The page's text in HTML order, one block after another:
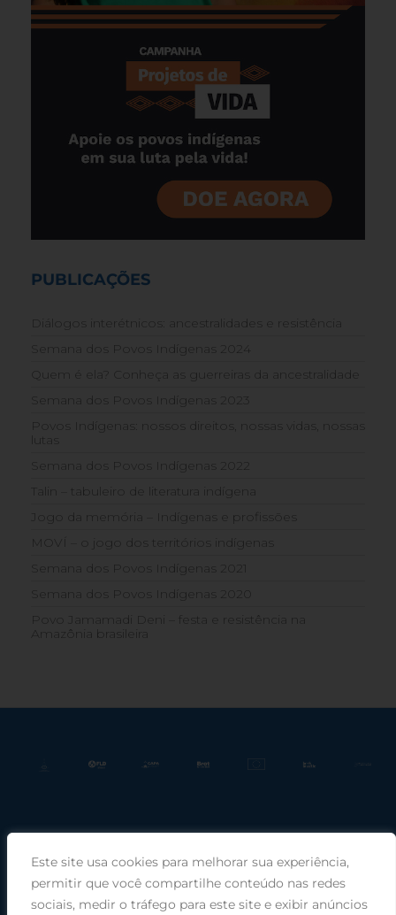
Este site usa cookies para melhorar sua experiência,
permitir que você compartilhe conteúdo nas redes
sociais, medir o tráfego para este site e exibir anúncios
PUBLICAÇÕES
Diálogos interétnicos: ancestralidades e resistência
Semana dos Povos Indígenas 2024
Quem é ela? Conheça as guerreiras da ancestralidade
Semana dos Povos Indígenas 2023
Povos Indígenas: nossos direitos, nossas vidas, nossas
lutas
Semana dos Povos Indígenas 2022
Talin – tabuleiro de literatura indígena
Jogo da memória – Indígenas e profissões
MOVÍ – o jogo dos territórios indígenas
Semana dos Povos Indígenas 2021
Semana dos Povos Indígenas 2020
Povo Jamamadi Deni – festa e resistência na
Amazônia brasileira
Praça Rui Barbosa, 220, sala 66, Porto Alegre, RS, 90030-100 |
Telefone: (51) 99949-1120